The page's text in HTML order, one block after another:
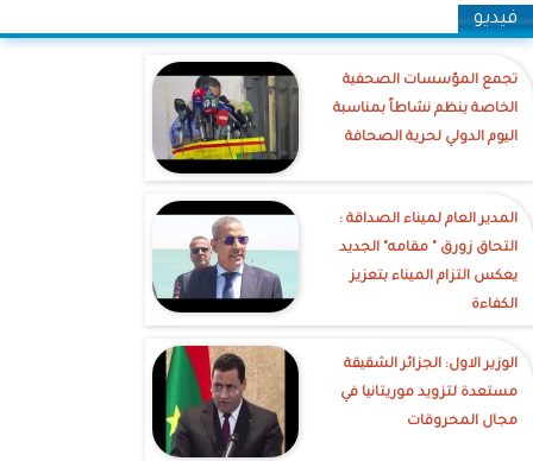
فيديو
تجمع المؤسسات الصحفية
الخاصة ينظم نشاطاً بمناسبة
اليوم الدولي لحرية الصحافة
‎المدير العام لميناء الصداقة :
التحاق زورق " مقامه" الجديد
يعكس التزام الميناء بتعزيز
الكفاءة
الوزير الاول: الجزائر الشقيقة
مستعدة لتزويد موريتانيا في
مجال المحروقات